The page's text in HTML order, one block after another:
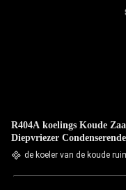
R404A koelings Koude
Diepvriezer
de koeler van de koude